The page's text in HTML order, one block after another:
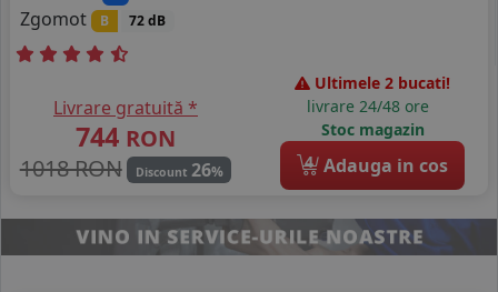
Zgomot B 72 dB
Livrare gratuită *
744 RON
1018 RON
Discount 26%
Ultimele 2 bucati!
livrare 24/48 ore
Stoc magazin
4 Adauga in cos